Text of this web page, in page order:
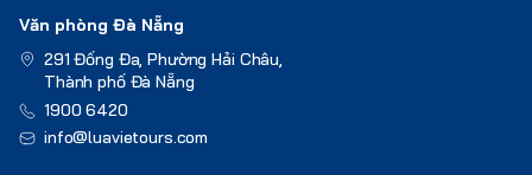
Văn phòng Đà Nẵng
291 Đống Đa, Phường Hải Châu,
Thành phố Đà Nẵng
1900 6420
info@luavietours.com